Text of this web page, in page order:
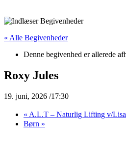
« Alle Begivenheder
Denne begivenhed er allerede
Roxy Jules
19. juni, 2026 /17:30
« A.L.T – Naturlig Lifting v/
Børn »